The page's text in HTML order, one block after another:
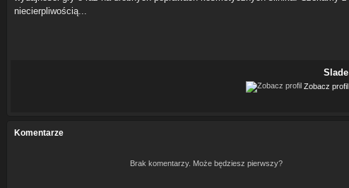
niecierpliwością...
Slade
Zobacz profil
Komentarze
Brak komentarzy. Może będziesz pierwszy?